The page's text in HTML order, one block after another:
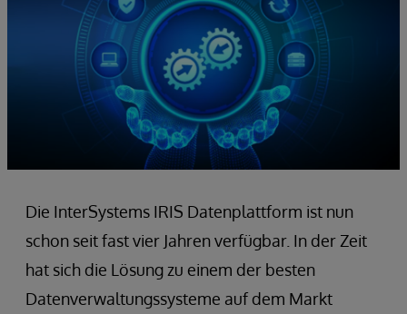
Die InterSystems IRIS Datenplattform ist nun
schon seit fast vier Jahren verfügbar. In der Zeit
hat sich die Lösung zu einem der besten
Datenverwaltungssysteme auf dem Markt